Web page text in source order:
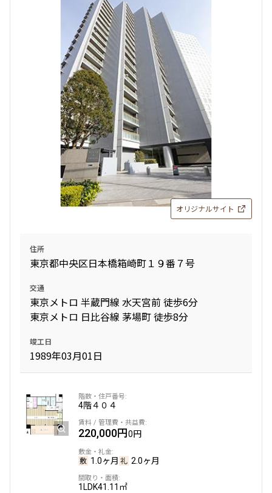
1LDK72.69㎡
三井の賃貸 タワー
お問合せ
19階１９０７
309,000円0円
1.0ヶ月 無
1LDK+Wic
418,000円0円
1LDK72.69㎡
23階２３１０
オリジナルサイト
住所
東京都中央区日本橋箱崎町１９番７号
交通
東京メトロ 半蔵門線 水天宮前 徒歩6分
東京メトロ 日比谷線 茅場町 徒歩8分
竣工日
1989年03月01日
4階４０４
220,000円0円
1.0ヶ月 2.0ヶ月
1LDK41.11㎡